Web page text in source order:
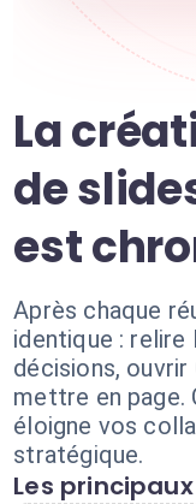
La
de
est
Après chaque
identique :
décisions,
mettre en page.
éloigne vos
stratégique.
Les